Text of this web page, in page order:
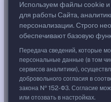
100,39 %
1 003,90 ₽
Срок, лет
11,88
Дюрация, лет
0,18
Рейтинг
BBB
Тип
Используем файлы cookie и
для работы Сайта,
персонализации. Строго
обеспечивают базовую
Передача сведений, которые
персональные данные (в том
сервисов аналитики),
добровольного согласия в
закона № 152-ФЗ. Согласие
или отозвать в настройках.